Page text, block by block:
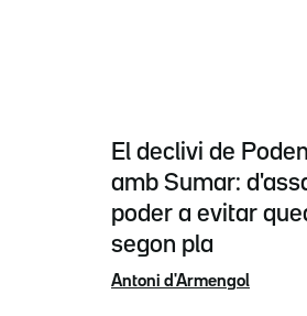
El declivi de
amb Sumar:
poder a evitar
segon pla
Antoni d'Armengol